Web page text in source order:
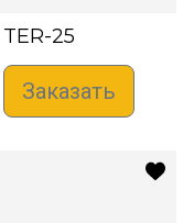
TER-25
Заказать